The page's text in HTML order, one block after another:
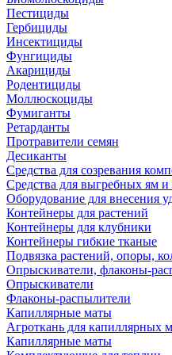
Пестициды
Гербициды
Инсектициды
Фунгициды
Акарициды
Родентициды
Моллюскоциды
Фумиганты
Ретарданты
Протравители семян
Десиканты
Средства для созревания
Средства для выгребных ям и
Оборудование для внесения
Контейнеры для растений
Контейнеры для клубники
Контейнеры гибкие тканые
Подвязка растений, опоры,
Опрыскиватели, флаконы-
Опрыскиватели
Флаконы-распылители
Капиллярные маты
Агроткань для капиллярных
Капиллярные маты